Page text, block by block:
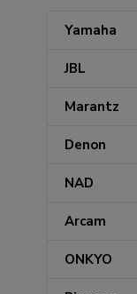
Yamaha
JBL
Marantz
Denon
NAD
Arcam
ONKYO